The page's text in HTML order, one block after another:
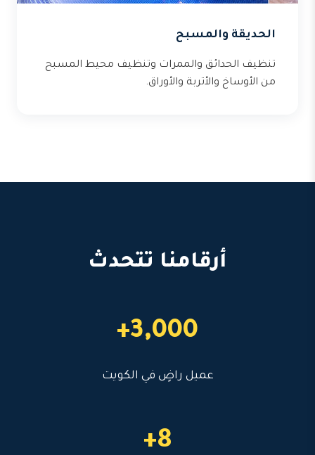
الحديقة والمسبح
تنظيف الحدائق والممرات وتنظيف محيط المسبح
من الأوساخ والأتربة والأوراق.
أرقامنا تتحدث
3,000+
عميل راضٍ في الكويت
8+